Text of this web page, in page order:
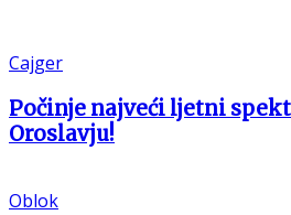
Cajger
Počinje najveći ljetni
Oroslavju!
Oblok